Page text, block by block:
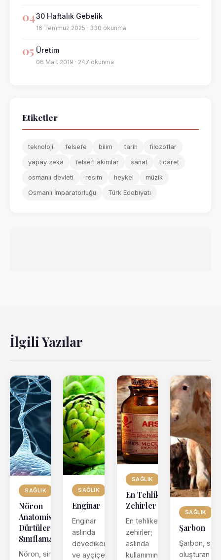
0430 Haftalık Gebelik
16 Temmuz 2025 · 330 okunma
05 Üretim
06 Mart 2019 · 247 okunma
Etiketler
teknoloji felsefe bilim tarih filozoflar
yapay zeka felsefi akımlar sanat ticaret
osmanlı devleti resim heykel müzik
Osmanlı İmparatorluğu Türk Edebiyatı
İlgili Yazılar
SAĞLIK
Nöron
Anatomisi, Sinir
Dürtüleri ve
Sınıflamaları
Nöron, sinir
SAĞLIK
Enginar
Enginar
aslında
devedikenidir
ve ayçiçeği
SAĞLIK
En Tehlikeli
Zehirler
En tehlikeli
zehirler;
aslında
kullanımına
SAĞLIK
Şarbon
Şarbon,
oluşturan